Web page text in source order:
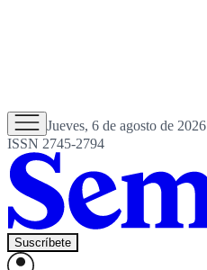
Jueves, 6 de agosto de 2026
ISSN 2745-2794
Suscríbete